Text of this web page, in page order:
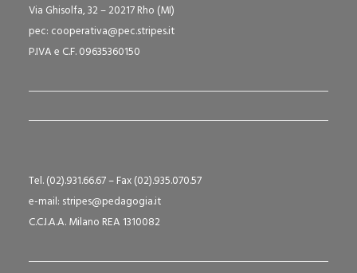
Via Ghisolfa, 32 – 20217 Rho (MI)
pec: cooperativa@pec.stripes.it
P.IVA e C.F. 09635360150
Tel. (02).931.66.67 – Fax (02).935.070.57
e-mail: stripes@pedagogia.it
C.C.I.A.A. Milano REA 1310082